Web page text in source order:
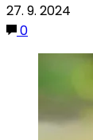
27. 9. 2024
0